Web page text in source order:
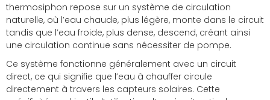
thermosiphon repose sur un système de circulation
naturelle, où l’eau chaude, plus légère, monte dans le circuit
tandis que l’eau froide, plus dense, descend, créant ainsi
une circulation continue sans nécessiter de pompe.
Ce système fonctionne généralement avec un circuit
direct, ce qui signifie que l’eau à chauffer circule
directement à travers les capteurs solaires. Cette